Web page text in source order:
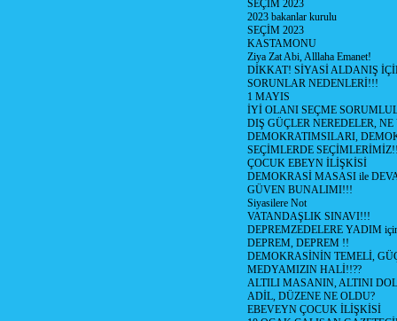
SEÇİM 2023
2023 bakanlar kurulu
SEÇİM 2023
KASTAMONU
Ziya Zat Abi, Alllaha Emanet!
DİKKAT! SİYASİ ALDANIŞ
SORUNLAR NEDENLERİ!!!
1 MAYIS
İYİ OLANI SEÇME
DIŞ GÜÇLER NEREDELER,
DEMOKRATIMSILARI,
SEÇİMLERDE
ÇOCUK EBEYN İLİŞKİSİ
DEMOKRASİ MASASI ile
GÜVEN BUNALIMI!!!
Siyasilere Not
VATANDAŞLIK SINAVI!!!
DEPREMZEDELERE YADIM
DEPREM, DEPREM !!
DEMOKRASİNİN TEMELİ,
MEDYAMIZIN HALİ!!??
ALTILI MASANIN, ALTINI
ADİL, DÜZENE NE OLDU?
EBEVEYN ÇOCUK İLİŞKİSİ